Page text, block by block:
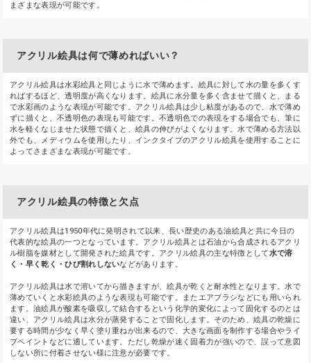
まざまな表現が可能です。
アクリル絵具は何で薄めればいい？
アクリル絵具は水彩絵具と同じように水で薄めます。絵具に対して水の量を多くす
ればするほど、透明度が高くなります。絵具に水分量を多く含ませて描くと、まる
で水彩画のような表現が可能です。アクリル絵具は少し粘度があるので、水で薄め
ずに描くと、不透明色の表現も可能です。不透明色での表現をする場合でも、筆に
水を軽くなじませた状態で描くと、絵具の伸びがよくなります。水で薄める方法以
外でも、メディウムを使用したり、インクタイプのアクリル絵具を使用することに
よってさまざまな表現が可能です。
アクリル絵具の特徴と欠点
アクリル絵具は1950年代に発明されて以来、長い歴史のある油絵具と共に今日の
代表的な絵具の一つとなっています。アクリル絵具とは石油から合成されるアクリ
ル樹脂を媒材として開発された絵具です。アクリル絵具の主な特徴として水で溶
く・早く乾く・ひび割れしないなどがあります。
アクリル絵具は水で溶いてから描きますが、絵具が乾くと耐水性となります。水で
薄めていくと水彩絵具のような表現も可能です。またエアブラシなどにも用いられ
ます。油絵具が酸素を吸収して結合するという化学的変化によって固化するのとは
違い、アクリル絵具は水分が蒸発することで固化します。そのため、絵具の乾燥に
要する時間が少なく早く塗り重ねが出来るので、大きな画面を制作する場合やライ
ブペイントなどに適しています。ただし乾燥が速く固着力が強いので、誤って意図
しない所に付着させない様に注意が必要です。